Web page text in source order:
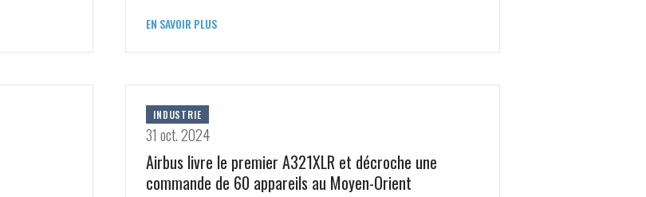
EN SAVOIR PLUS
INDUSTRIE
31 oct. 2024
Airbus livre le premier A321XLR et décroche une
commande de 60 appareils au Moyen-Orient